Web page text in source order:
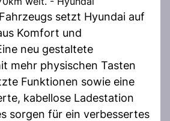
setzt Hyundai auf
Komfort und
neu gestaltete
mehr physischen Tasten
Funktionen sowie eine
kabellose Ladestation
sorgen für ein verbessertes